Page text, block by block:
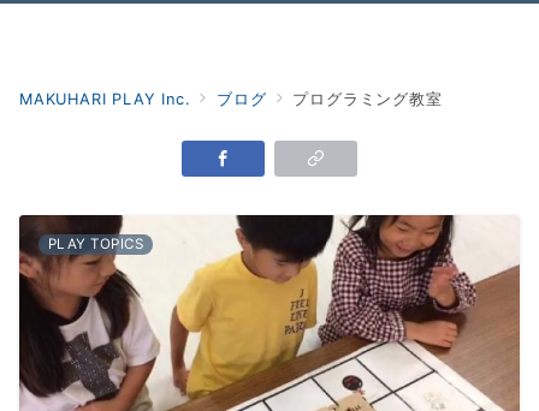
MAKUHARI PLAY Inc. ブログ プログラミング教室
PLAY TOPICS